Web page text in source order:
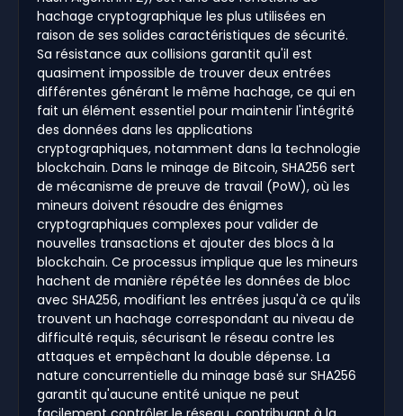
hachage cryptographique les plus utilisées en
raison de ses solides caractéristiques de sécurité.
Sa résistance aux collisions garantit qu'il est
quasiment impossible de trouver deux entrées
différentes générant le même hachage, ce qui en
fait un élément essentiel pour maintenir l'intégrité
des données dans les applications
cryptographiques, notamment dans la technologie
blockchain. Dans le minage de Bitcoin, SHA256 sert
de mécanisme de preuve de travail (PoW), où les
mineurs doivent résoudre des énigmes
cryptographiques complexes pour valider de
nouvelles transactions et ajouter des blocs à la
blockchain. Ce processus implique que les mineurs
hachent de manière répétée les données de bloc
avec SHA256, modifiant les entrées jusqu'à ce qu'ils
trouvent un hachage correspondant au niveau de
difficulté requis, sécurisant le réseau contre les
attaques et empêchant la double dépense. La
nature concurrentielle du minage basé sur SHA256
garantit qu'aucune entité unique ne peut